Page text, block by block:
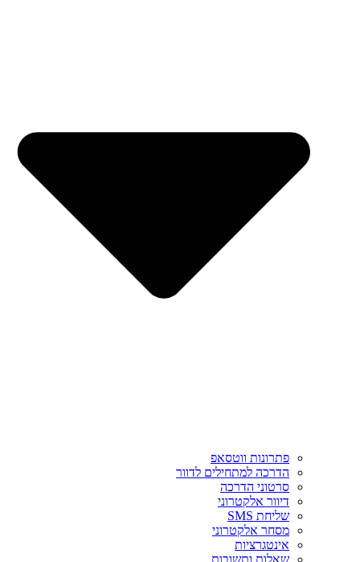
פתרונות ווטסאפ
הדרכה למתחילים לדוור
סרטוני הדרכה
דיוור אלקטרוני
שליחת SMS
מסחר אלקטרוני
אינטגרציות